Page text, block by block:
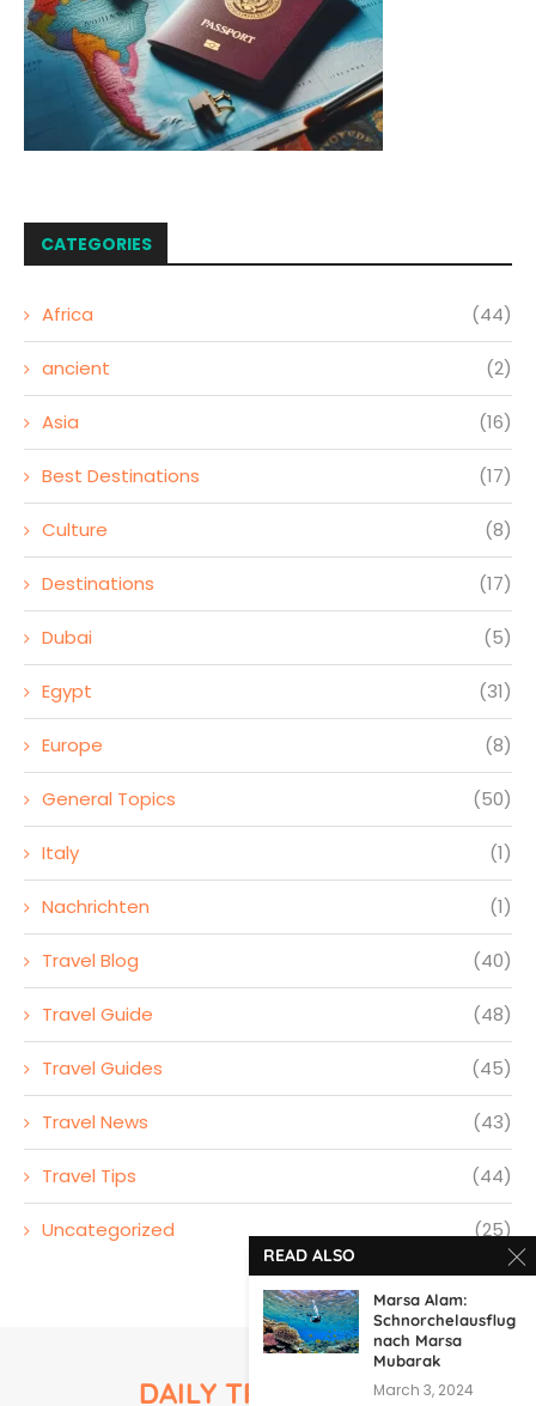
CATEGORIES
Africa (44)
ancient (2)
Asia (16)
Best Destinations (17)
Culture (8)
Destinations (17)
Dubai (5)
Egypt (31)
Europe (8)
General Topics (50)
Italy (1)
Nachrichten (1)
Travel Blog (40)
Travel Guide (48)
Travel Guides (45)
Travel News (43)
Travel Tips (44)
Uncategorized (25)
DAILY TRAVEL TIPS
READ ALSO
Marsa Alam:
Schnorchelausflug
nach Marsa
Mubarak
March 3, 2024